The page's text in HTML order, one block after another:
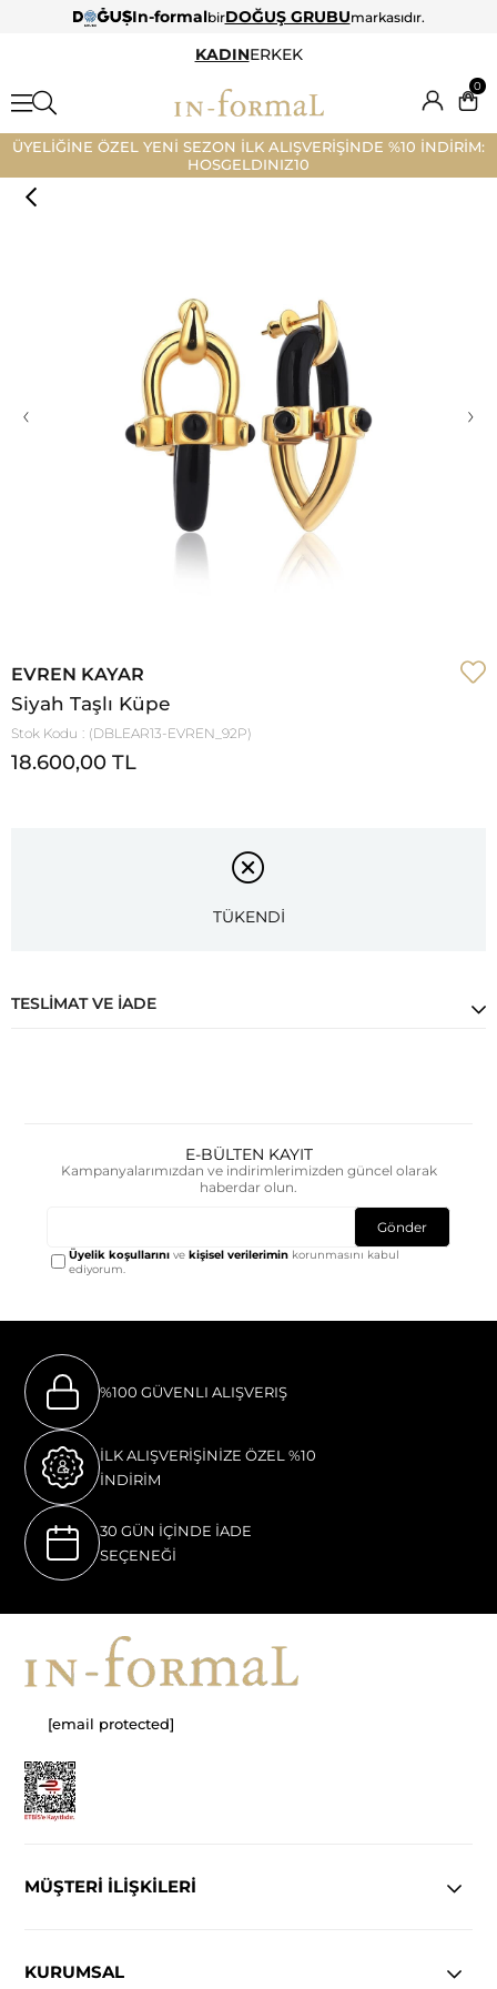
In-formalbirDOĞUŞ GRUBUmarkasıdır.
KADINERKEK
0
ÜYELİĞİNE ÖZEL YENİ SEZON İLK ALIŞVERİŞİNDE %10 İNDİRİM:
HOSGELDINIZ10
‹ ›
EVREN KAYAR
Siyah Taşlı Küpe
Stok Kodu (DBLEAR13-EVREN_92P)
18.600,00 TL
TÜKENDİ
TESLIMAT VE İADE
E-BÜLTEN KAYIT
Kampanyalarımızdan ve indirimlerimizden güncel olarak
haberdar olun.
Gönder
Üyelik koşullarını vekişisel verilerimin korunmasını kabul
ediyorum.
%100 GÜVENLI ALIŞVERIŞ
İLK ALIŞVERİŞİNİZE ÖZEL %10
İNDİRİM
30 GÜN İÇİNDE İADE
SEÇENEĞİ
[email protected]
MÜŞTERİ İLİŞKİLERİ
KURUMSAL